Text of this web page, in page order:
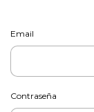
Email
Contraseña